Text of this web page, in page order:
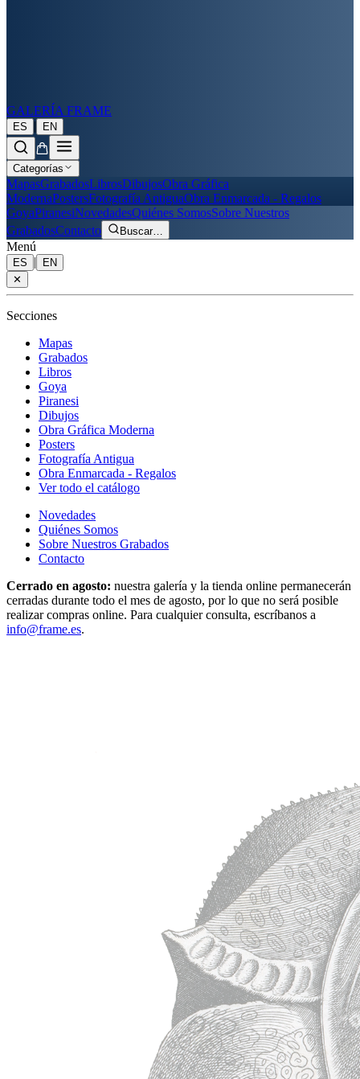
GALERÍA FRAME
ES | EN
Categorías
MapasGrabadosLibrosDibujosObra Gráfica
ModernaPostersFotografía AntiguaObra Enmarcada - Regalos
GoyaPiranesiNovedadesQuiénes SomosSobre Nuestros
GrabadosContacto Buscar…
Menú
ES |
EN
✕
Secciones
Mapas
Grabados
Libros
Goya
Piranesi
Dibujos
Obra Gráfica Moderna
Posters
Fotografía Antigua
Obra Enmarcada - Regalos
Ver todo el catálogo
Novedades
Quiénes Somos
Sobre Nuestros Grabados
Contacto
Cerrado en agosto: nuestra galería y la tienda online permanecerán
cerradas durante todo el mes de agosto, por lo que no será posible
realizar compras online. Para cualquier consulta, escríbanos a
info@frame.es.